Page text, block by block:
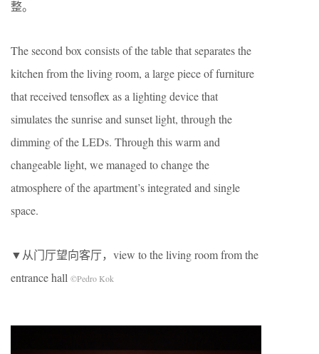
整。
The second box consists of the table that separates the
kitchen from the living room, a large piece of furniture
that received tensoflex as a lighting device that
simulates the sunrise and sunset light, through the
dimming of the LEDs. Through this warm and
changeable light, we managed to change the
atmosphere of the apartment’s integrated and single
space.
▼从门厅望向客厅，view to the living room from the
entrance hall ©Pedro Kok